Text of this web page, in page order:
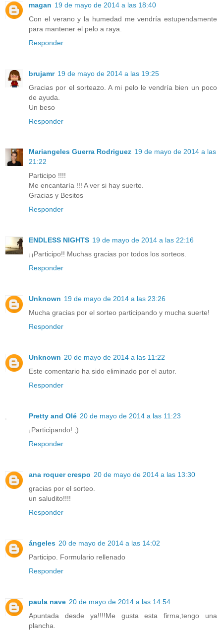
magan 19 de mayo de 2014 a las 18:40
Con el verano y la humedad me vendría estupendamente
para mantener el pelo a raya.
Responder
brujamr 19 de mayo de 2014 a las 19:25
Gracias por el sorteazo. A mi pelo le vendría bien un poco
de ayuda.
Un beso
Responder
Mariangeles Guerra Rodriguez 19 de mayo de 2014 a las
21:22
Participo !!!!
Me encantaría !!! A ver si hay suerte.
Gracias y Besitos
Responder
ENDLESS NIGHTS 19 de mayo de 2014 a las 22:16
¡¡Participo!! Muchas gracias por todos los sorteos.
Responder
Unknown 19 de mayo de 2014 a las 23:26
Mucha gracias por el sorteo participando y mucha suerte!
Responder
Unknown 20 de mayo de 2014 a las 11:22
Este comentario ha sido eliminado por el autor.
Responder
Pretty and Olé 20 de mayo de 2014 a las 11:23
¡Participando! ;)
Responder
ana roquer crespo 20 de mayo de 2014 a las 13:30
gracias por el sorteo.
un saludito!!!!
Responder
ángeles 20 de mayo de 2014 a las 14:02
Participo. Formulario rellenado
Responder
paula nave 20 de mayo de 2014 a las 14:54
Apuntada desde ya!!!!Me gusta esta firma,tengo una
plancha.